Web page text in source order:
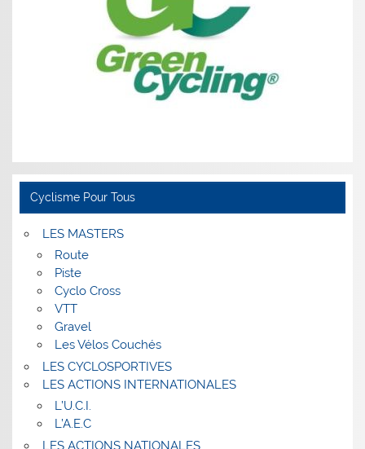
Cyclisme Pour Tous
LES MASTERS
Route
Piste
Cyclo Cross
VTT
Gravel
Les Vélos Couchés
LES CYCLOSPORTIVES
LES ACTIONS INTERNATIONALES
L’U.C.I.
L’A.E.C
LES ACTIONS NATIONALES